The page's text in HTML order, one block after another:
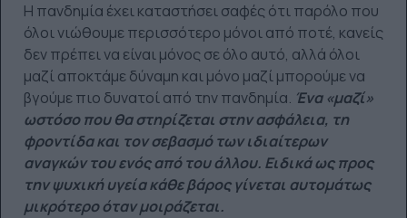
Η πανδημία έχει καταστήσει σαφές ότι παρόλο που
όλοι νιώθουμε περισσότερο μόνοι από ποτέ, κανείς
δεν πρέπει να είναι μόνος σε όλο αυτό, αλλά όλοι
μαζί αποκτάμε δύναμη και μόνο μαζί μπορούμε να
βγούμε πιο δυνατοί από την πανδημία. Ένα «μαζί»
ωστόσο που θα στηρίζεται στην ασφάλεια, τη
φροντίδα και τον σεβασμό των ιδιαίτερων
αναγκών του ενός από του άλλου. Ειδικά ως προς
την ψυχική υγεία κάθε βάρος γίνεται αυτομάτως
μικρότερο όταν μοιράζεται.